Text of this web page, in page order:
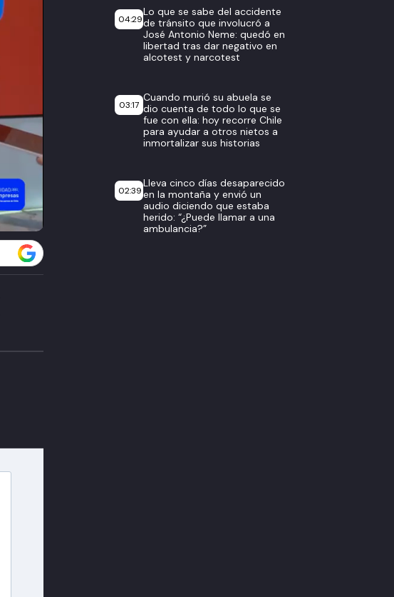
04:29
Lo que se sabe del accidente
de tránsito que involucró a
José Antonio Neme: quedó en
libertad tras dar negativo en
alcotest y narcotest
03:17
Cuando murió su abuela se
dio cuenta de todo lo que se
fue con ella: hoy recorre Chile
para ayudar a otros nietos a
inmortalizar sus historias
02:39
Lleva cinco días desaparecido
en la montaña y envió un
audio diciendo que estaba
herido: “¿Puede llamar a una
ambulancia?”